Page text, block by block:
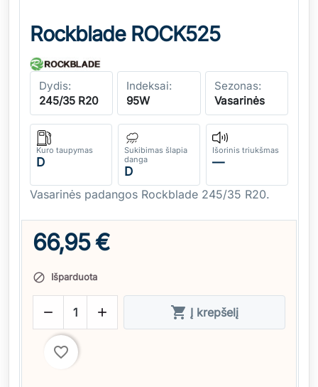
Rockblade ROCK525
Dydis:
245/35 R20
Indeksai:
95W
Sezonas:
Vasarinės
Kuro taupymas
D
Sukibimas šlapia
danga
D
Išorinis triukšmas
—
Vasarinės padangos Rockblade 245/35 R20.
66,95 €
 Išparduota
   Į krepšelį
favorite_border